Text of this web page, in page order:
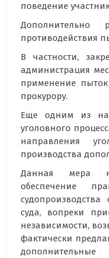
поведение
Дополнительно
противодействия
В частности,
администрация
применение
прокурору.
Еще одним из
уголовного
направления
производства
Данная мера
обеспечение
суда, вопреки
независимости,
фактически
дополнительные